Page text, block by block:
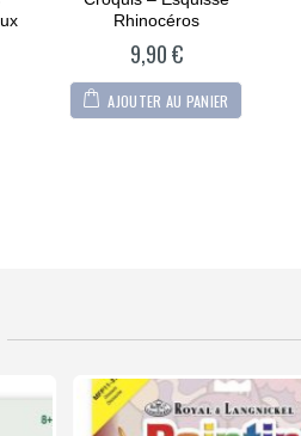
of
5
Rhinocéros
9,90€
AJOUTER AU PANIER